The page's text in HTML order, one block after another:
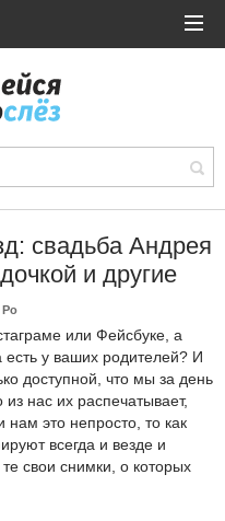
свадьба Андрея
и другие
или Фейсбуке, а
есть у ваших родителей? И
доступной, что мы за день
нас их распечатывает,
это непросто, то как
всегда и везде и
свои снимки, о которых